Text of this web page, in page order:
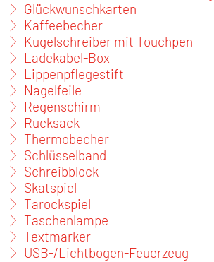
Glückwunschkarten
Kaffeebecher
Kugelschreiber mit Touchpen
Ladekabel-Box
Lippenpflegestift
Nagelfeile
Regenschirm
Rucksack
Thermobecher
Schlüsselband
Schreibblock
Skatspiel
Tarockspiel
Taschenlampe
Textmarker
USB-/Lichtbogen-Feuerzeug